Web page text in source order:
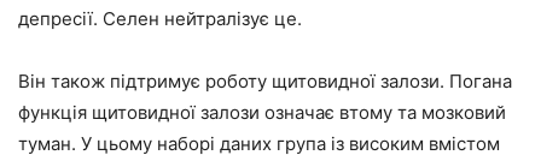
депресії. Селен нейтралізує це.
Він також підтримує роботу щитовидної залози. Погана
функція щитовидної залози означає втому та мозковий
туман. У цьому наборі даних група із високим вмістом